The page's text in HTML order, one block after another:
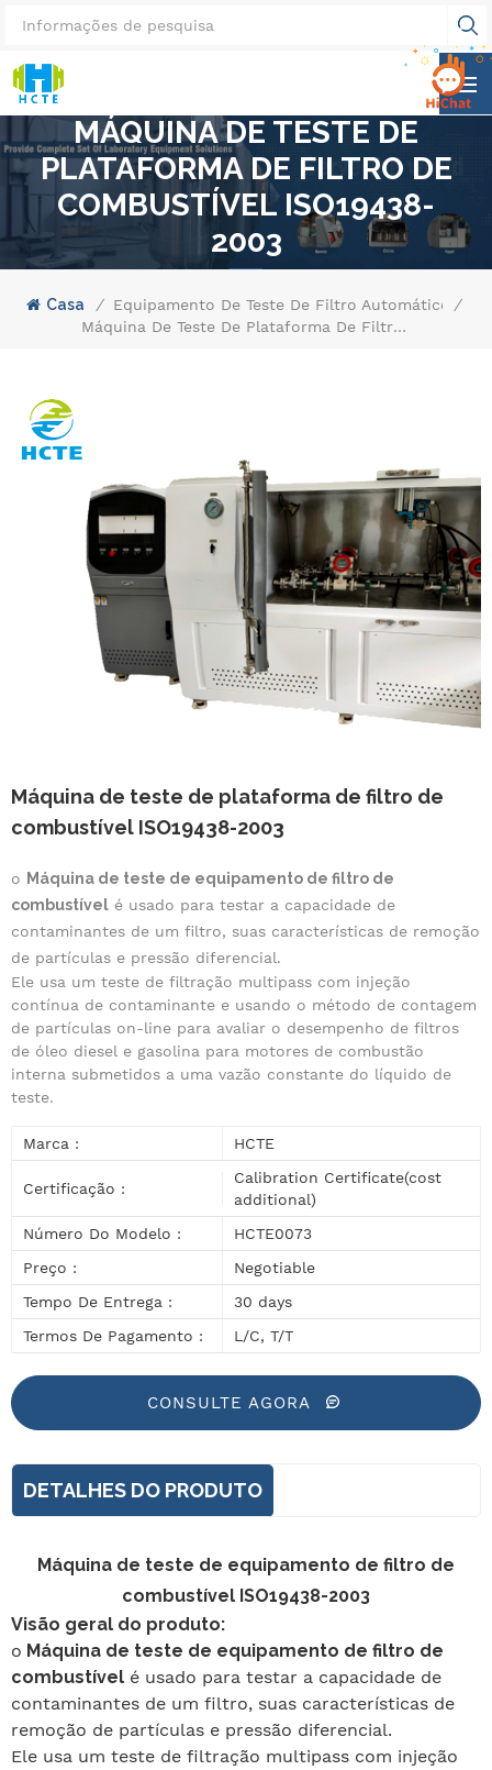
MÁQUINA DE TESTE DE
PLATAFORMA DE FILTRO DE
COMBUSTÍVEL ISO19438-
2003
Casa / Equipamento De Teste De Filtro Automático
/
Máquina De Teste De Plataforma De Filtro De Combustível ISO19438-2003
Máquina de teste de plataforma de filtro de
combustível ISO19438-2003
o Máquina de teste de equipamento de filtro de
combustível é usado para testar a capacidade de
contaminantes de um filtro, suas características de remoção
de partículas e pressão diferencial.
Ele usa um teste de filtração multipass com injeção
contínua de contaminante e usando o método de contagem
de partículas on-line para avaliar o desempenho de filtros
de óleo diesel e gasolina para motores de combustão
interna submetidos a uma vazão constante do líquido de
teste.
Marca : HCTE
Certificação :
Calibration Certificate(cost
additional)
Número Do Modelo :
HCTE0073
Preço :
Negotiable
Tempo De Entrega :
30 days
Termos De Pagamento :
L/C, T/T
CONSULTE AGORA
DETALHES DO PRODUTO
Máquina de teste de equipamento de filtro de
combustível ISO19438-2003
Visão geral do produto:
o Máquina de teste de equipamento de filtro de
combustível é usado para testar a capacidade de
contaminantes de um filtro, suas características de
remoção de partículas e pressão diferencial.
Ele usa um teste de filtração multipass com injeção